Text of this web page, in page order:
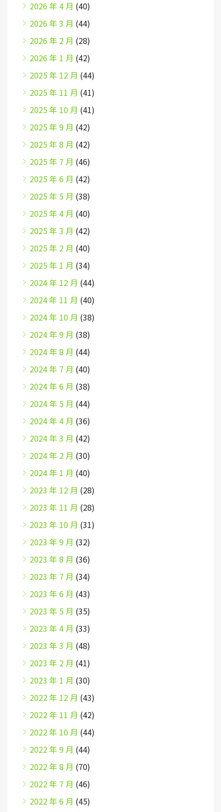
2026 年 4 月 (40)
2026 年 3 月 (44)
2026 年 2 月 (28)
2026 年 1 月 (42)
2025 年 12 月 (44)
2025 年 11 月 (41)
2025 年 10 月 (41)
2025 年 9 月 (42)
2025 年 8 月 (42)
2025 年 7 月 (46)
2025 年 6 月 (42)
2025 年 5 月 (38)
2025 年 4 月 (40)
2025 年 3 月 (42)
2025 年 2 月 (40)
2025 年 1 月 (34)
2024 年 12 月 (44)
2024 年 11 月 (40)
2024 年 10 月 (38)
2024 年 9 月 (38)
2024 年 8 月 (44)
2024 年 7 月 (40)
2024 年 6 月 (38)
2024 年 5 月 (44)
2024 年 4 月 (36)
2024 年 3 月 (42)
2024 年 2 月 (30)
2024 年 1 月 (40)
2023 年 12 月 (28)
2023 年 11 月 (28)
2023 年 10 月 (31)
2023 年 9 月 (32)
2023 年 8 月 (36)
2023 年 7 月 (34)
2023 年 6 月 (43)
2023 年 5 月 (35)
2023 年 4 月 (33)
2023 年 3 月 (48)
2023 年 2 月 (41)
2023 年 1 月 (30)
2022 年 12 月 (43)
2022 年 11 月 (42)
2022 年 10 月 (44)
2022 年 9 月 (44)
2022 年 8 月 (70)
2022 年 7 月 (46)
2022 年 6 月 (45)